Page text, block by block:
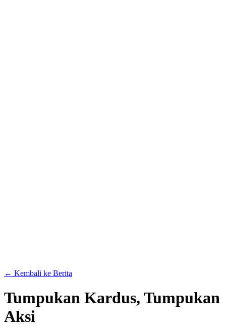
← Kembali ke Berita
Tumpukan Kardus, Tumpukan
Aksi